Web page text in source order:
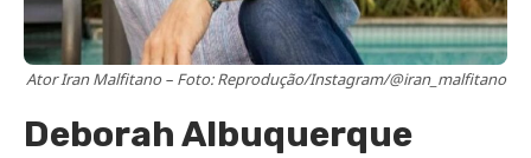
Ator Iran Malfitano – Foto: Reprodução/Instagram/@iran_malfitano
Deborah Albuquerque